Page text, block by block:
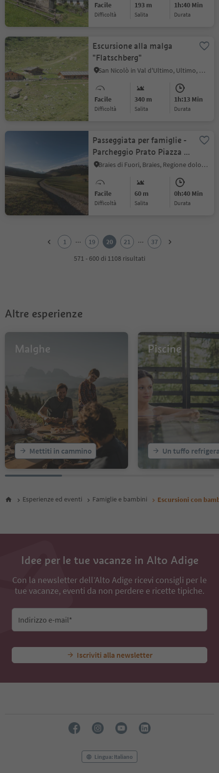
Facile
Difficoltà
193 m
Salita
1h:40 Min
durata
Escursione alla malga
"Flatschberg"
San Nicolò in Val d'Ultimo, Ultimo, Merano e dintorni
Facile
Difficoltà
340 m
Salita
1h:13 Min
durata
Passeggiata per famiglie -
Parcheggio Prato Piazza -
Rifugio Vallandro
Braies di Fuori, Braies, Regione dolomitica 3 Cime
Facile
Difficoltà
60 m
Salita
0h:40 Min
durata
10
12
17
18
19
21
22
23
24
25
26
29
1 ... 19 20 21 ...
37
571 - 600 di 1108 risultati
Altre esperienze
Malghe
Mettiti in cammino
Piscine
Un tuffo
Esperienze ed eventi Famiglie e bambini Escursioni con
Idee per le tue vacanze in Alto Adige
Con la newsletter dell’Alto Adige ricevi consigli per le
tue vacanze, eventi da non perdere e ricette tipiche.
Indirizzo e-mail*
Iscriviti alla newsletter
Lingua: Italiano